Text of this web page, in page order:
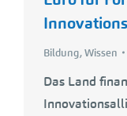
Bildung,Wissen
Das Land